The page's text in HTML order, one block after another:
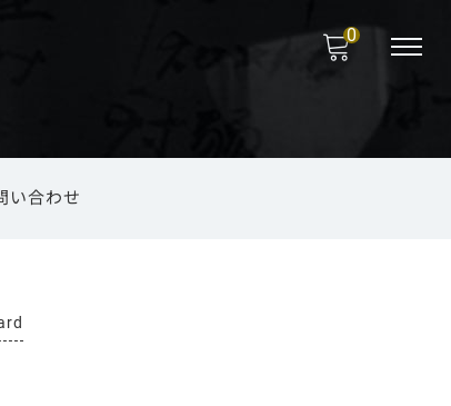
い合わせ
の節句
0